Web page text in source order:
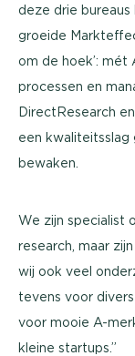
deze drie
groeide
om de hoek’:
processen en
DirectResearch
een kwaliteitsslag
bewaken.
We zijn specialist
research, maar
wij ook veel
tevens voor
voor mooie A-
kleine startups.”